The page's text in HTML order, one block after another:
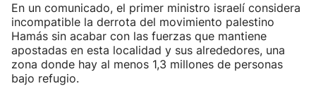
En un comunicado, el primer ministro israelí considera
incompatible la derrota del movimiento palestino
Hamás sin acabar con las fuerzas que mantiene
apostadas en esta localidad y sus alrededores, una
zona donde hay al menos 1,3 millones de personas
bajo refugio.